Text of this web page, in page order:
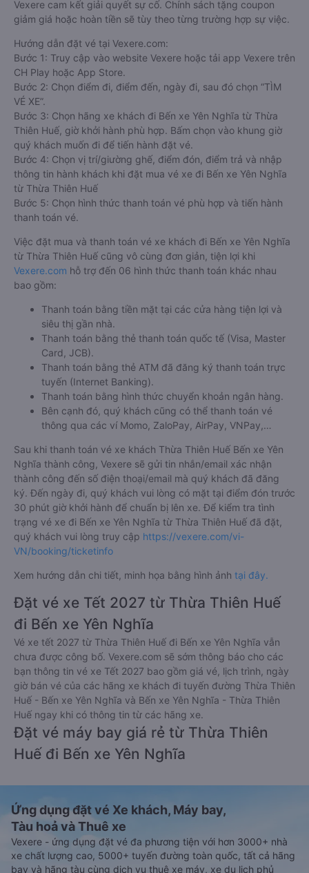
Vexere cam kết giải quyết sự cố. Chính sách tặng coupon
giảm giá hoặc hoàn tiền sẽ tùy theo từng trường hợp sự việc.
Hướng dẫn đặt vé tại Vexere.com:
Bước 1: Truy cập vào website Vexere hoặc tải app Vexere trên
CH Play hoặc App Store.
Bước 2: Chọn điểm đi, điểm đến, ngày đi, sau đó chọn “TÌM
VÉ XE”.
Bước 3: Chọn hãng xe khách đi Bến xe Yên Nghĩa từ Thừa
Thiên Huế, giờ khởi hành phù hợp. Bấm chọn vào khung giờ
quý khách muốn đi để tiến hành đặt vé.
Bước 4: Chọn vị trí/giường ghế, điểm đón, điểm trả và nhập
thông tin hành khách khi đặt mua vé xe đi Bến xe Yên Nghĩa
từ Thừa Thiên Huế
Bước 5: Chọn hình thức thanh toán vé phù hợp và tiến hành
thanh toán vé.
Việc đặt mua và thanh toán vé xe khách đi Bến xe Yên Nghĩa
từ Thừa Thiên Huế cũng vô cùng đơn giản, tiện lợi khi
Vexere.com hỗ trợ đến 06 hình thức thanh toán khác nhau
bao gồm:
Thanh toán bằng tiền mặt tại các cửa hàng tiện lợi và
siêu thị gần nhà.
Thanh toán bằng thẻ thanh toán quốc tế (Visa, Master
Card, JCB).
Thanh toán bằng thẻ ATM đã đăng ký thanh toán trực
tuyến (Internet Banking).
Thanh toán bằng hình thức chuyển khoản ngân hàng.
Bên cạnh đó, quý khách cũng có thể thanh toán vé
thông qua các ví Momo, ZaloPay, AirPay, VNPay,…
Sau khi thanh toán vé xe khách Thừa Thiên Huế Bến xe Yên
Nghĩa thành công, Vexere sẽ gửi tin nhắn/email xác nhận
thành công đến số điện thoại/email mà quý khách đã đăng
ký. Đến ngày đi, quý khách vui lòng có mặt tại điểm đón trước
30 phút giờ khởi hành để chuẩn bị lên xe. Để kiểm tra tình
trạng vé xe đi Bến xe Yên Nghĩa từ Thừa Thiên Huế đã đặt,
quý khách vui lòng truy cập https://vexere.com/vi-
VN/booking/ticketinfo
Xem hướng dẫn chi tiết, minh họa bằng hình ảnh tại đây.
Đặt vé xe Tết 2027 từ Thừa Thiên Huế
đi Bến xe Yên Nghĩa
Vé xe tết 2027 từ Thừa Thiên Huế đi Bến xe Yên Nghĩa vẫn
chưa được công bố. Vexere.com sẽ sớm thông báo cho các
bạn thông tin vé xe Tết 2027 bao gồm giá vé, lịch trình, ngày
giờ bán vé của các hãng xe khách đi tuyến đường Thừa Thiên
Huế - Bến xe Yên Nghĩa và Bến xe Yên Nghĩa - Thừa Thiên
Huế ngay khi có thông tin từ các hãng xe.
Đặt vé máy bay giá rẻ từ Thừa Thiên
Huế đi Bến xe Yên Nghĩa
Ứng dụng đặt vé Xe khách, Máy bay,
Tàu hoả và Thuê xe
Vexere - ứng dụng đặt vé đa phương tiện với hơn 3000+ nhà
xe chất lượng cao, 5000+ tuyến đường toàn quốc, tất cả hãng
bay và hãng tàu cùng dịch vụ thuê xe máy, xe du lịch phủ